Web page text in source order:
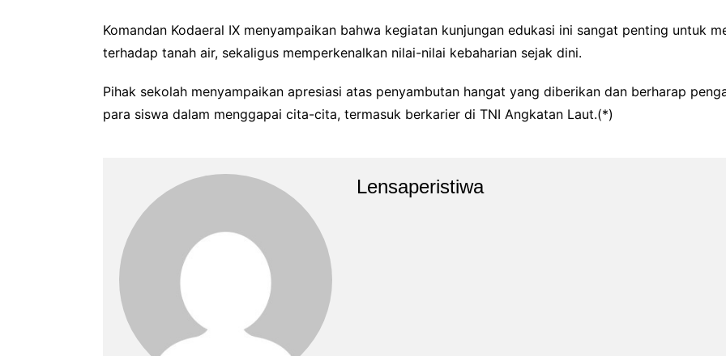
Komandan Kodaeral IX menyampaikan bahwa kegiatan kunjungan edukasi ini sangat penting untuk
terhadap tanah air, sekaligus memperkenalkan nilai-nilai kebaharian sejak dini.
Pihak sekolah menyampaikan apresiasi atas penyambutan hangat yang diberikan dan berharap
para siswa dalam menggapai cita-cita, termasuk berkarier di TNI Angkatan Laut.(*)
Lensaperistiwa